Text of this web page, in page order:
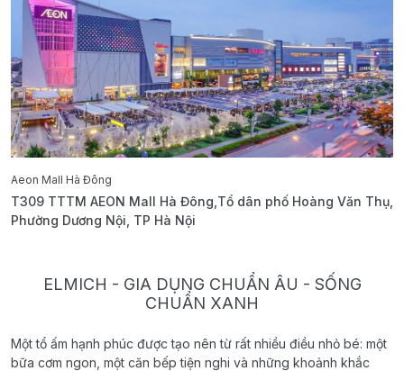
Aeon Mall Hà Đông
T309 TTTM AEON Mall Hà Đông,Tổ dân phố Hoàng Văn Thụ,
Phường Dương Nội, TP Hà Nội
ELMICH - GIA DỤNG CHUẨN ÂU - SỐNG
CHUẨN XANH
Một tổ ấm hạnh phúc được tạo nên từ rất nhiều điều nhỏ bé: một
bữa cơm ngon, một căn bếp tiện nghi và những khoảnh khắc